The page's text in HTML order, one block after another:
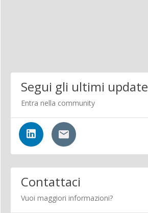
Segui gli ultimi update
Entra nella community
Contattaci
Vuoi maggiori informazioni?